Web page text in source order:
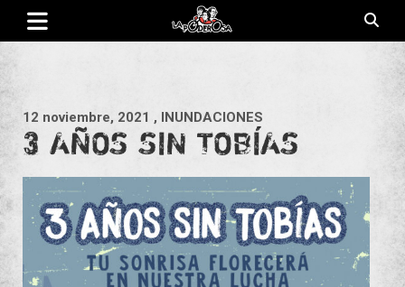
Saltar
contenido
Poderosa.
12 noviembre, 2021 , INUNDACIONES
3 AÑOS SIN TOBÍAS